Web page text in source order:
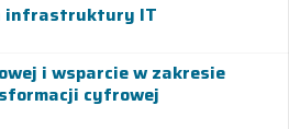
infrastruktury IT
i wsparcie w zakresie
cyfrowej